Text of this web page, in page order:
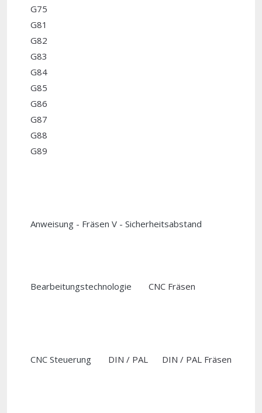
G75
G81
G82
G83
G84
G85
G86
G87
G88
G89
Anweisung - Fräsen V - Sicherheitsabstand
Bearbeitungstechnologie CNC Fräsen
CNC Steuerung DIN / PAL DIN / PAL Fräsen